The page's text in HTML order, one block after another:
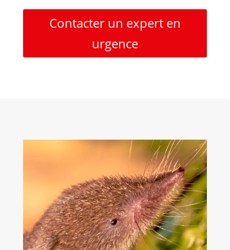
Contacter un expert en
urgence